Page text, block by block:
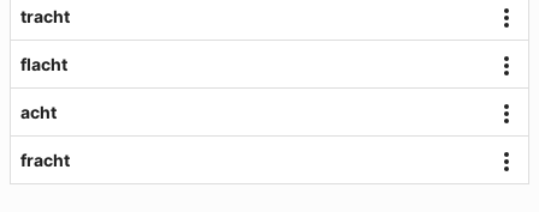
tracht
flacht
acht
fracht